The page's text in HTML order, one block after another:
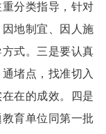
分类指导，针对
地制宜、因人施
式。三是要认真
堵点，找准切入
在的成效。四是
育单位同第一批